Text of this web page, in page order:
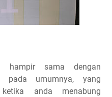
hampir sama dengan
umumnya, yang
anda menabung